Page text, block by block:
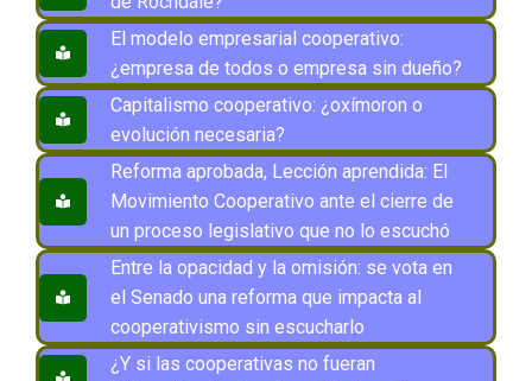
El modelo empresarial cooperativo:
¿empresa de todos o empresa sin dueño?
Capitalismo cooperativo: ¿oxímoron o
evolución necesaria?
Reforma aprobada, Lección aprendida: El
Movimiento Cooperativo ante el cierre de
un proceso legislativo que no lo escuchó
Entre la opacidad y la omisión: se vota en
el Senado una reforma que impacta al
cooperativismo sin escucharlo
¿Y si las cooperativas no fueran